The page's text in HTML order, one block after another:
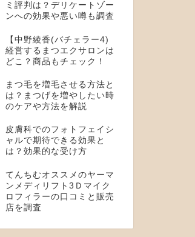
ミ評判は？デリケートゾー
ンへの効果や悪い噂も調査
【中野綾香(バチェラー4)
経営するまつエクサロンは
どこ？商品もチェック！
まつ毛を増毛させる方法と
は？まつげを増やしたい時
のケアや方法を解説
皮膚科でのフォトフェイシ
ャルで期待できる効果と
は？効果的な受け方
てんちむオススメのヤーマ
ンメディリフト3Ｄマイク
ロフィラーの口コミと販売
店を調査